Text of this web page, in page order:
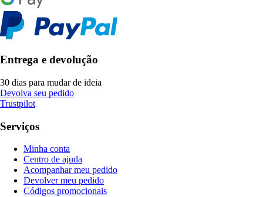
Entrega e devolução
30 dias para mudar de ideia
Devolva seu pedido
Trustpilot
Serviços
Minha conta
Centro de ajuda
Acompanhar meu pedido
Devolver meu pedido
Códigos promocionais